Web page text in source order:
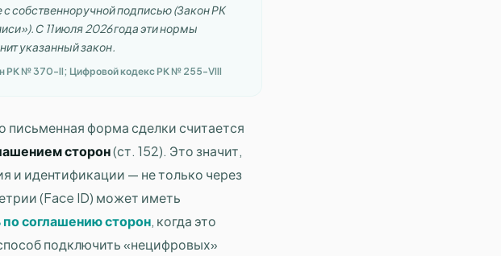
собственноручной подписью (Закон РК
С 11 июля 2026 года эти нормы
указанный закон.
РК № 370-II; Цифровой кодекс РК № 255-VIII
форма сделки считается
сторон(ст. 152). Это значит,
и идентификации — не только через
(Face ID) может иметь
по соглашению сторон, когда это
подключить «нецифровых»